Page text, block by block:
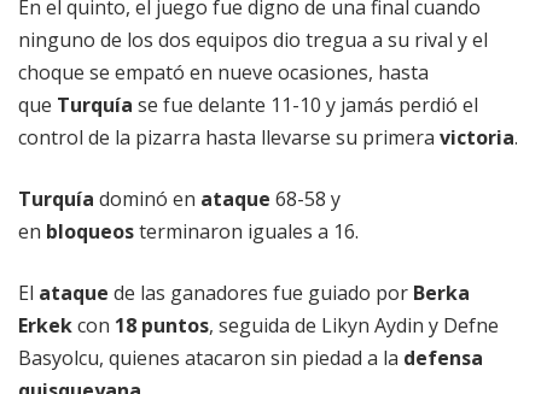
En el quinto, el juego fue digno de una final cuando
ninguno de los dos equipos dio tregua a su rival y el
choque se empató en nueve ocasiones, hasta
que Turquía se fue delante 11-10 y jamás perdió el
control de la pizarra hasta llevarse su primera victoria.
Turquía dominó en ataque 68-58 y
en bloqueosterminaron iguales a 16.
El ataque de las ganadores fue guiado por Berka
Erkekcon 18 puntos, seguida de Likyn Aydin y Defne
Basyolcu, quienes atacaron sin piedad a la defensa